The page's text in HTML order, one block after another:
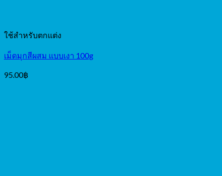
ใช้สำหรับตกแต่ง
เม็ดมุกสีผสม แบบเงา 100g
95.00฿